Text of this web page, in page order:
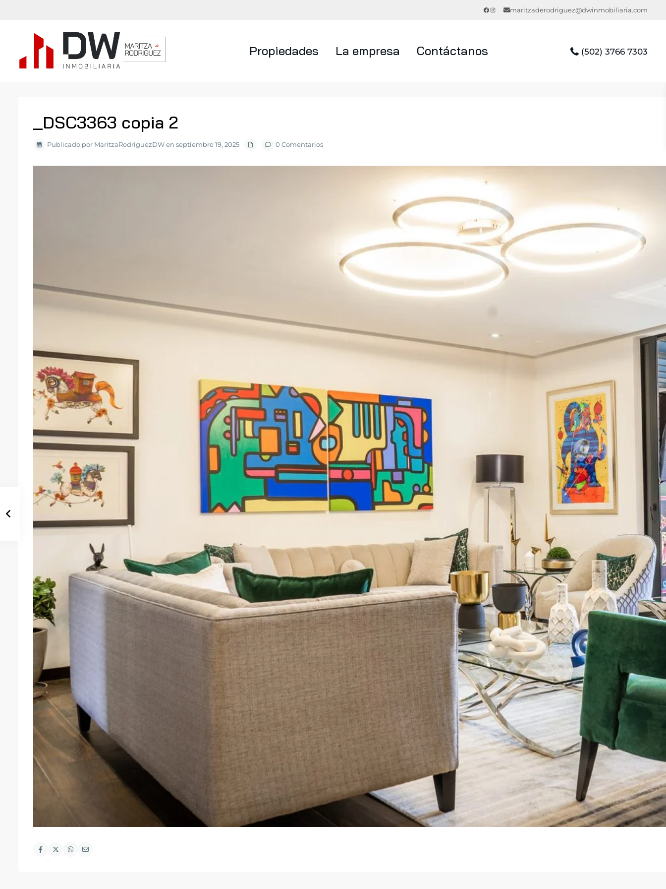
Facebook
Instagrammaritzaderodriguez@dwinmobiliaria.com
Propiedades La empresa Contáctanos (502) 3766 7303
_DSC3363 copia 2
Publicado por MaritzaRodriguezDW en septiembre 19, 2025 0 Comentarios